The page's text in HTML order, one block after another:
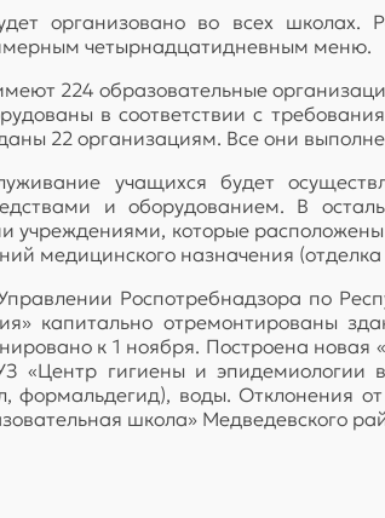
организовано во всех
четырнадцатидневным меню.
224 образовательные
в соответствии с
22 организациям. Все они
учащихся будет
и оборудованием. В
учреждениями, которые
медицинского назначения
Роспотребнадзора по
капитально отремонтированы
к 1 ноября. Построена
«Центр гигиены и эпидемиологии
формальдегид), воды. Отклонения
школа» Медведевского